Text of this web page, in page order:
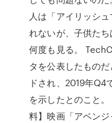
人は「アイリッシ
れないが、子供た
何度も見る。
タを公表したもの
ドされ、2019年Q4
を示したとのこと
料】映画「アベン